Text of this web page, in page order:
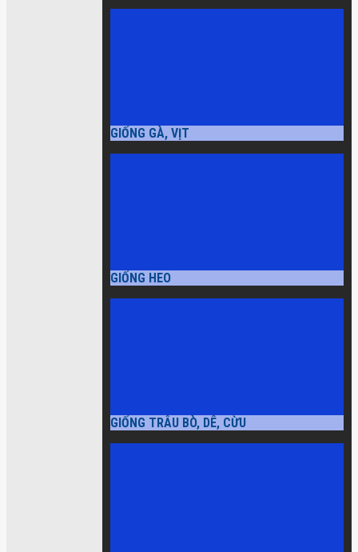
GIỐNG GÀ, VỊT
GIỐNG HEO
GIỐNG TRÂU BÒ, DÊ, CỪU